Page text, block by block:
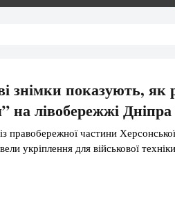
знімки показують, як
на лівобережжі
правобережної частини
укріплення для військової